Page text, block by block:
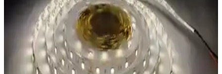
TriLine markasının Bluetooth kontrollü RGB USB LED şeridi,
kolay kurulum ve çeşitli renk seçenekleriyle iç mekanlarda atmosfer
yaratmak için ideal. Uygulama desteği ve pratik kullanımıyla öne
Eray Ayınlatma LED Avize Karşılaştırması:
Modeller ve Özellikler Analizi